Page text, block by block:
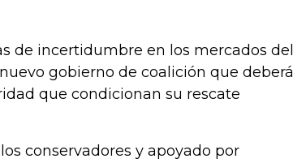
de incertidumbre en los mercados del
gobierno de coalición que deberá
que condicionan su rescate
conservadores y apoyado por